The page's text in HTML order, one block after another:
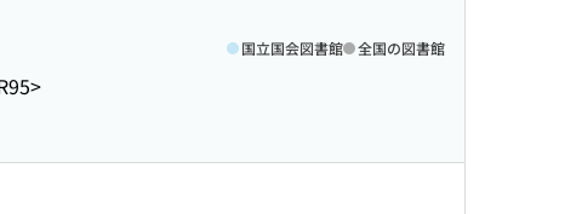
国立国会図書館 全国の図書館